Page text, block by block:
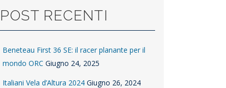
POST RECENTI
Beneteau First 36 SE: il racer planante per il
mondo ORC Giugno 24, 2025
Italiani Vela d’Altura 2024 Giugno 26, 2024